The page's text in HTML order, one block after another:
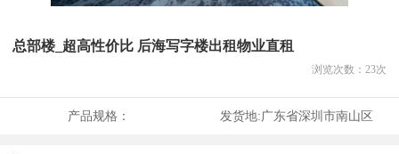
总部楼_超高性价比 后海写字楼出租物业直租
浏览次数： 23次
产品规格： 发货地:广东省深圳市南山区